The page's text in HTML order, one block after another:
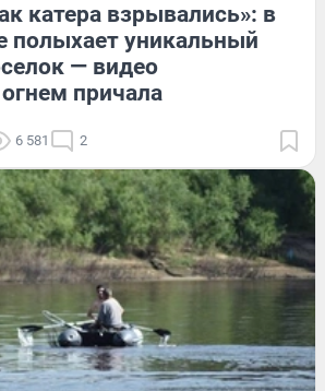
катера взрывались»: в
полыхает уникальный
— видео
причала
6 581 2